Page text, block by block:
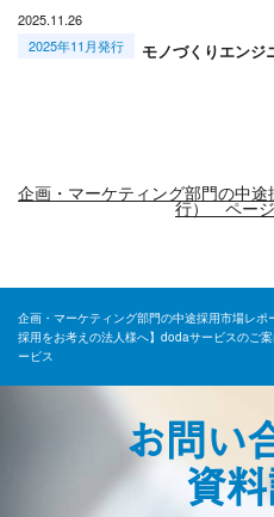
2025.11.26
2025年11月発行
モノづくりエンジ
企画・マーケティング部門の中
行） ペー
企画・マーケティング部門の中途採用市場レ
採用をお考えの法人様へ】dodaサービスのご
ービス
お問い
資